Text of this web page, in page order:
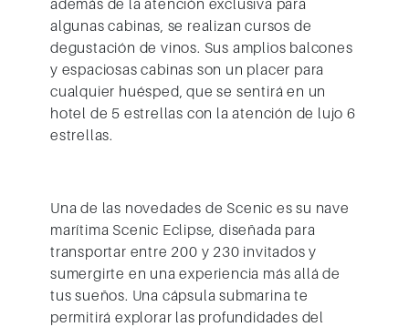
algunas cabinas, se realizan cursos de
degustación de vinos. Sus amplios balcones
y espaciosas cabinas son un placer para
cualquier huésped, que se sentirá en un
hotel de 5 estrellas con la atención de lujo 6
estrellas.
Una de las novedades de Scenic es su nave
marítima Scenic Eclipse, diseñada para
transportar entre 200 y 230 invitados y
sumergirte en una experiencia más allá de
tus sueños. Una cápsula submarina te
permitirá explorar las profundidades del